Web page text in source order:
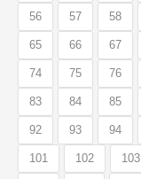
56 57 58
65 66 67
74 75 76
83 84 85
92 93 94
101 102 103